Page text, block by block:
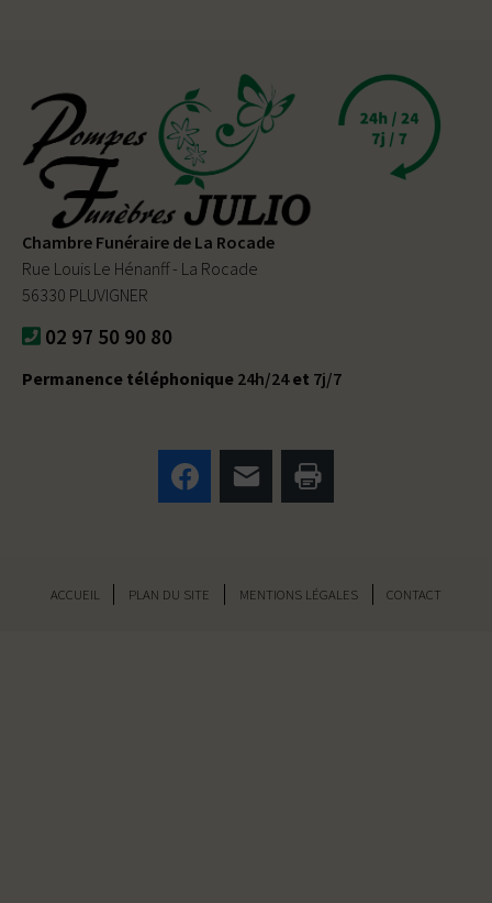
Chambre Funéraire de La Rocade
Rue Louis Le Hénanff - La Rocade
56330 PLUVIGNER
02 97 50 90 80
Permanence téléphonique 24h/24et 7j/7
FacebookE-mail
ACCUEIL PLAN DU SITE MENTIONS LÉGALES CONTACT